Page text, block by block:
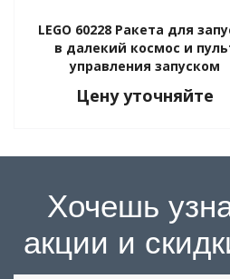
LEGO 60228 Ракета для
в далекий космос и
управления запуском
Цену уточняйте
Хочешь
акции и